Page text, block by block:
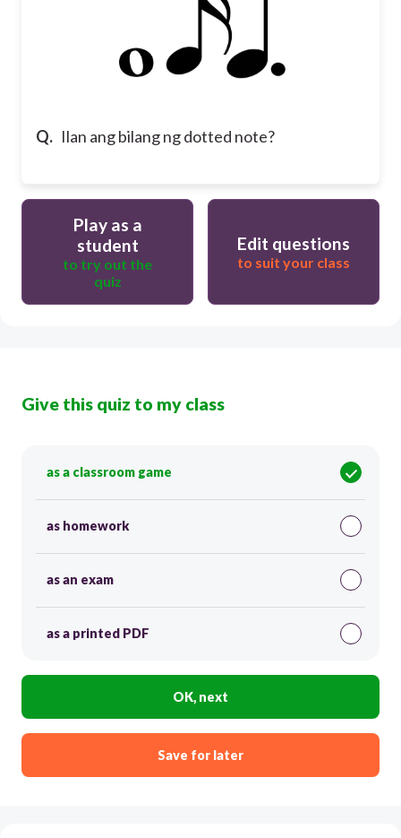
Q. Ilan ang bilang ng dotted note?
Play as a
student
to try out the
quiz
Edit questions
to suit your class
Give this quiz to my class
as a classroom game
as homework
as an exam
as a printed PDF
OK, next
Save for later